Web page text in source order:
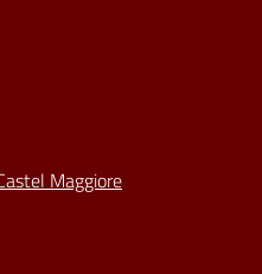
Maggiore